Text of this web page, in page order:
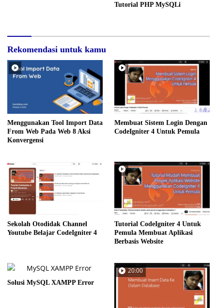
Tutorial PHP MySQLi
Rekomendasi untuk kamu
Menggunakan Tool Import Data
From Web Pada Web 8 Aksi
Konvergensi
Membuat Sistem Login Dengan
CodeIgniter 4 Untuk Pemula
Sekolah Otodidak Channel
Youtube Belajar CodeIgniter 4
Tutorial CodeIgniter 4 Untuk
Pemula Membuat Aplikasi
Berbasis Website
Solusi MySQL XAMPP Error
20:00